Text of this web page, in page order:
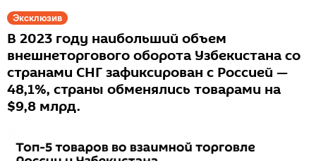
Эксклюзив
В 2023 году наибольший объем
внешнеторгового оборота Узбекистана со
странами СНГ зафиксирован с Россией —
48,1%, страны обменялись товарами на
$9,8 млрд.